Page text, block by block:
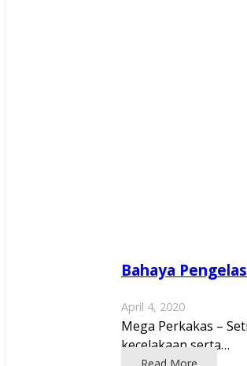
Bahaya
April 4, 2020
Mega Perkakas –
kecelakaan serta…